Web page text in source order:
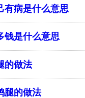
有病是什么意思
钱是什么意思
的做法
腿的做法